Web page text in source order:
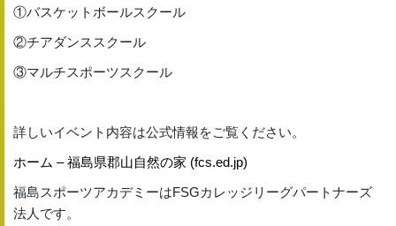
①バスケットボールスクール
②チアダンススクール
③マルチスポーツスクール
詳しいイベント内容は公式情報をご覧ください。
ホーム – 福島県郡山自然の家 (fcs.ed.jp)
福島スポーツアカデミーはFSGカレッジリーグパートナーズ
法人です。